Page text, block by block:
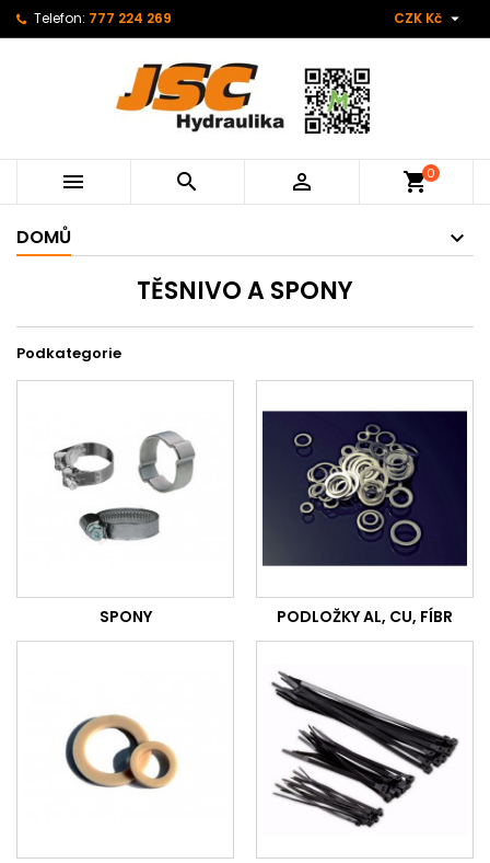
Telefon: 777 224 269 CZK Kč 
   shopping_cart0
DOMŮ
TĚSNIVO A SPONY
Podkategorie
SPONY PODLOŽKY AL, CU, FÍBR